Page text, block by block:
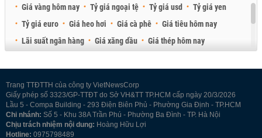
Giá vàng hôm nay Tỷ giá ngoại tệ Tỷ giá usd
Tỷ giá yen
Tỷ giá euro
Giá heo hơi Giá cà phê
Giá tiêu hôm nay
Lãi suất ngân hàng
Giá xăng dầu
Giá thép hôm nay
Trang TTĐTTH của công ty VietNewsCorp
Giấy phép số 3323/GP-TTĐT do Sở VH&TT TP.HCM cấp ngày 20/3/2026
Lầu 5 - Compa Building - 293 Điện Biên Phủ - Phường Gia Định - TP.HCM
Chi nhánh: Số 5 - Khu 38A Trần Phú - Phường Ba Đình - TP. Hà Nội
Chịu trách nhiệm nội dung: Hoàng Hữu Lợi
Hotline: 0975798489